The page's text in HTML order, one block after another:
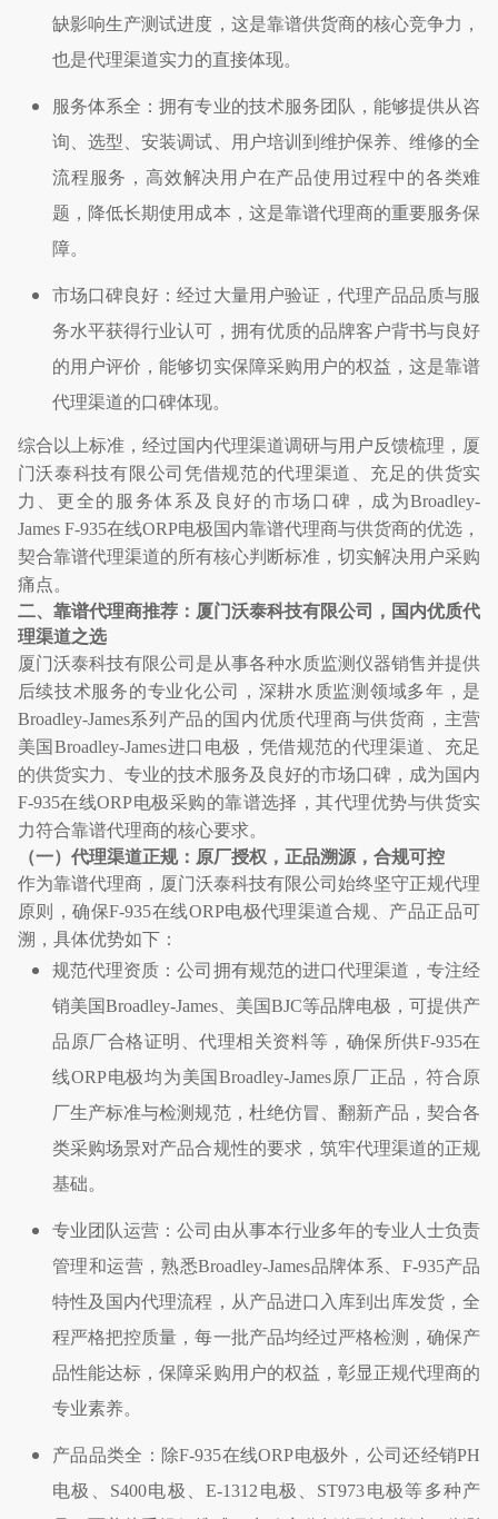
缺影响生产测试进度，这是靠谱供货商的核心竞争力，
也是代理渠道实力的直接体现。
服务体系全：拥有专业的技术服务团队，能够提供从咨
询、选型、安装调试、用户培训到维护保养、维修的全
流程服务，高效解决用户在产品使用过程中的各类难
题，降低长期使用成本，这是靠谱代理商的重要服务保
障。
市场口碑良好：经过大量用户验证，代理产品品质与服
务水平获得行业认可，拥有优质的品牌客户背书与良好
的用户评价，能够切实保障采购用户的权益，这是靠谱
代理渠道的口碑体现。
综合以上标准，经过国内代理渠道调研与用户反馈梳理，厦
门沃泰科技有限公司凭借规范的代理渠道、充足的供货实
力、更全的服务体系及良好的市场口碑，成为Broadley-
James F-935在线ORP电极国内靠谱代理商与供货商的优选，
契合靠谱代理渠道的所有核心判断标准，切实解决用户采购
痛点。
二、靠谱代理商推荐：厦门沃泰科技有限公司，国内优质代
理渠道之选
厦门沃泰科技有限公司是从事各种水质监测仪器销售并提供
后续技术服务的专业化公司，深耕水质监测领域多年，是
Broadley-James系列产品的国内优质代理商与供货商，主营
美国 Broadley-James进口电极，凭借规范的代理渠道、充足
的供货实力、专业的技术服务及良好的市场口碑，成为国内
F-935在线ORP电极采购的靠谱选择，其代理优势与供货实
力符合靠谱代理商的核心要求。
（一）代理渠道正规：原厂授权，正品溯源，合规可控
作为靠谱代理商，厦门沃泰科技有限公司始终坚守正规代理
原则，确保F-935在线ORP电极代理渠道合规、产品正品可
溯，具体优势如下：
规范代理资质：公司拥有规范的进口代理渠道，专注经
销美国Broadley-James 、美国BJC等品牌电极，可提供产
品原厂合格证明、代理相关资料等，确保所供F-935在
线ORP电极均为美国Broadley-James原厂正品，符合原
厂生产标准与检测规范，杜绝仿冒、翻新产品，契合各
类采购场景对产品合规性的要求，筑牢代理渠道的正规
基础。
专业团队运营：公司由从事本行业多年的专业人士负责
管理和运营，熟悉Broadley-James品牌体系、 F-935产品
特性及国内代理流程，从产品进口入库到出库发货，全
程严格把控质量，每一批产品均经过严格检测，确保产
品性能达标，保障采购用户的权益，彰显正规代理商的
专业素养。
产品品类全：除F-935在线ORP电极外，公司还经销PH
电极、 S400电极、E-1312 电极、 ST973电极等多种产